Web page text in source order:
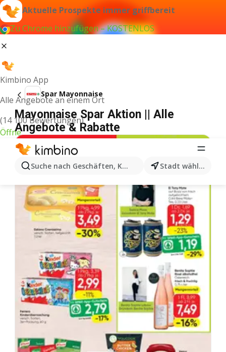
Aktuelle Prospekte immer griffbereit
Zu Chrome hinzufügen – KOSTENLOS
Kimbino App
Alle Angebote an einem Ort
(14 100 Bewertungen)
Öffne
Suche nach Geschäften, Kategorien, Produkten...
Stadt wählen
Spar Mayonnaise
Mayonnaise Spar Aktion || Alle
Angebote & Rabatte